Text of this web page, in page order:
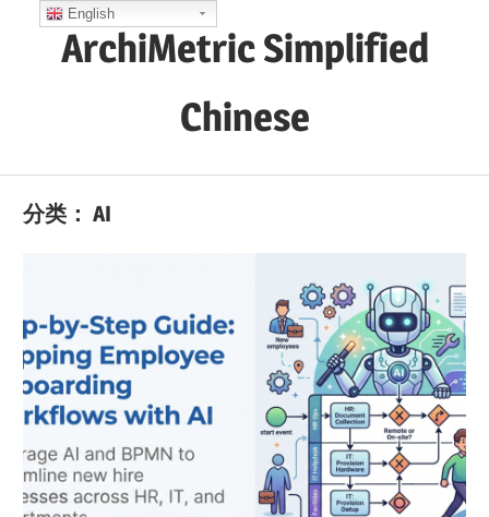
ArchiMetric Simplified
Chinese
Ops,
and
More
分类：AI
English